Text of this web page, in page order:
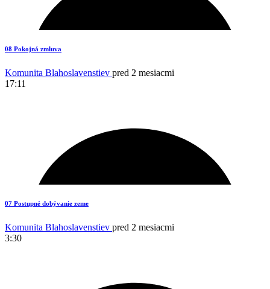
4
4
08 Pokojná zmluva
Komunita Blahoslavenstiev pred 2 mesiacmi
17:11
07 Postupné dobývanie zeme
Komunita Blahoslavenstiev pred 2 mesiacmi
3:30